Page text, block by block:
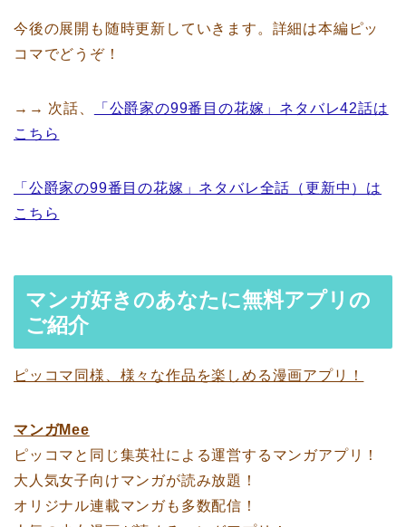
今後の展開も随時更新していきます。詳細は本編ピッ
コマでどうぞ！
→→ 次話、
「公爵家の99番目の花嫁」ネタバレ42話は
こちら
「公爵家の99番目の花嫁」ネタバレ全話（更新中）は
こちら
マンガ好きのあなたに無料アプリの
ご紹介
ピッコマ同様、様々な作品を楽しめる漫画アプリ！
マンガMee
ピッコマと同じ集英社による運営するマンガアプリ！
大人気女子向けマンガが読み放題！
オリジナル連載マンガも多数配信！